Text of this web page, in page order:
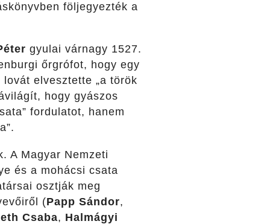
följegyezték a
gyulai várnagy 1527.
őrgrófot, hogy egy
elvesztette „a török
hogy gyászos
fordulatot, hanem
A Magyar Nemzeti
és a mohácsi csata
osztják meg
(Papp Sándor,
Csaba, Halmágyi